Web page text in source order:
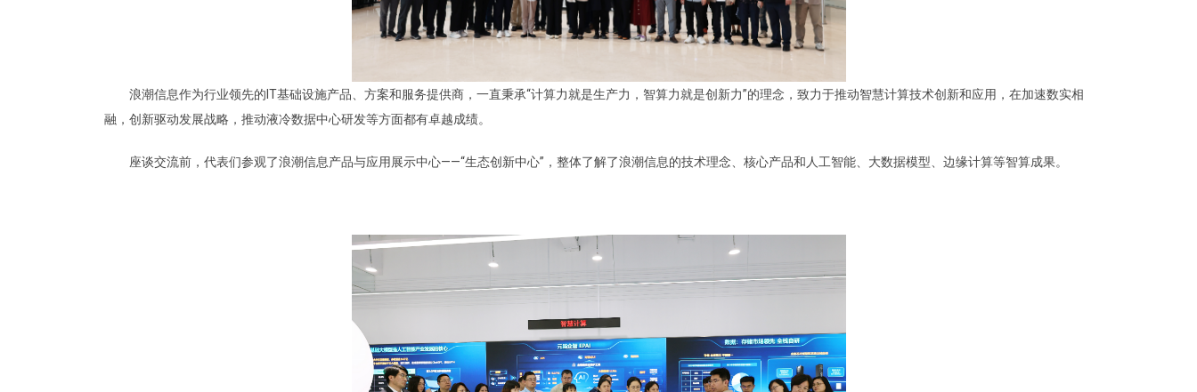
浪潮信息作为行业领先的IT基础设施产品、方案和服务提供商，一直秉承“计算力就是生产力，智算力就是创新力”的理念，致力于推动智慧计算技术创新和应用，在加速数实相
融，创新驱动发展战略，推动液冷数据中心研发等方面都有卓越成绩。
座谈交流前，代表们参观了浪潮信息产品与应用展示中心——“生态创新中心”，整体了解了浪潮信息的技术理念、核心产品和人工智能、大数据模型、边缘计算等智算成果。